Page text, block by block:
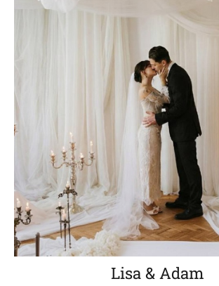
Lisa & Adam